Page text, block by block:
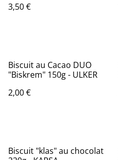
3,50 €
Biscuit au Cacao DUO
"Biskrem" 150g - ULKER
2,00 €
Biscuit "klas" au chocolat